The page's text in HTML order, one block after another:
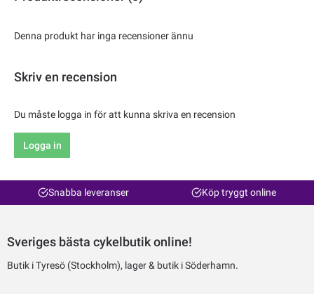
Denna produkt har inga recensioner ännu
Skriv en recension
Du måste logga in för att kunna skriva en recension
Logga in
Snabba leveranser Köp tryggt online
Sveriges bästa cykelbutik online!
Butik i Tyresö (Stockholm), lager & butik i Söderhamn.